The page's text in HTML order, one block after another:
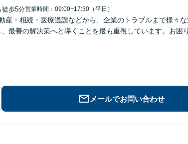
徒歩5分営業時間：09:00~17:30（平日）
産・相続・医療過誤などから、企業のトラブルまで様々
最善の解決策へと導くことを最も重視しています。お困
メールでお問い合わせ